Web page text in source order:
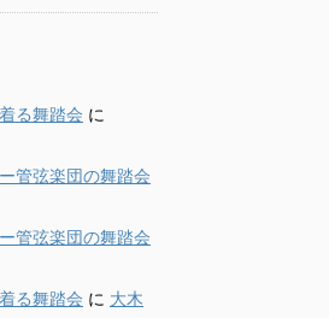
る舞踏会 に
管弦楽団の舞踏会
管弦楽団の舞踏会
る舞踏会 に 大木